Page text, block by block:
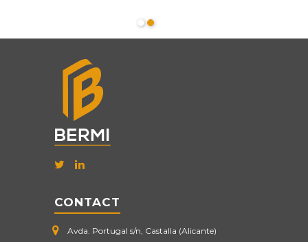
CONTACT
Avda. Portugal s/n, Castalla (Alicante)